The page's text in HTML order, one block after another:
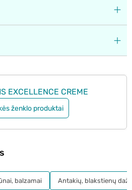
EXCELLENCE CREME
ženklo produktai
balzamai Antakių, blakstienų